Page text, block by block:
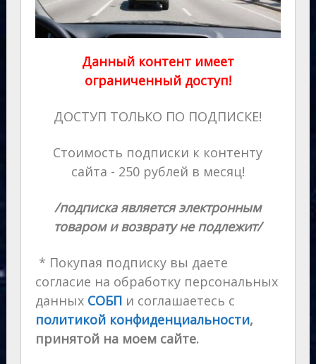
Данный контент имеет
ограниченный доступ!
ДОСТУП ТОЛЬКО ПО ПОДПИСКЕ!
Стоимость подписки к контенту
сайта - 250 рублей в месяц!
/подписка является электронным
товаром и возврату не подлежит/
* Покупая подписку вы даете
согласие на обработку персональных
данных СОБП и соглашаетесь с
политикой конфиденциальности,
принятой на моем сайте.